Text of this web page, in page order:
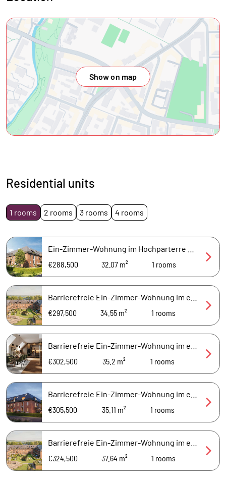
Show on map
Residential units
1 rooms 2 rooms 3 rooms 4 rooms
€288,500
32.07 m² 1 rooms
€297,500
34.55 m² 1 rooms
€302,500
35.2 m² 1 rooms
€305,500
35.11 m² 1 rooms
€324,500
37.64 m² 1 rooms